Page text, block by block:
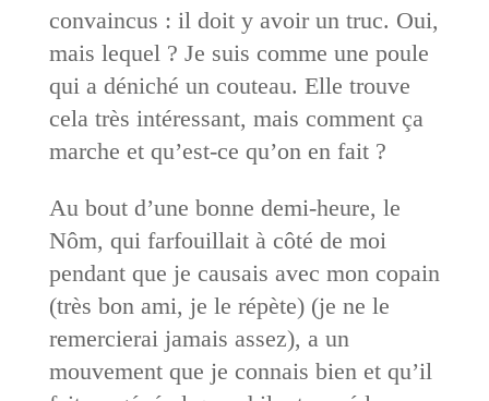
convaincus : il doit y avoir un truc. Oui,
mais lequel ? Je suis comme une poule
qui a déniché un couteau. Elle trouve
cela très intéressant, mais comment ça
marche et qu’est-ce qu’on en fait ?
Au bout d’une bonne demi-heure, le
Nôm, qui farfouillait à côté de moi
pendant que je causais avec mon copain
(très bon ami, je le répète) (je ne le
remercierai jamais assez), a un
mouvement que je connais bien et qu’il